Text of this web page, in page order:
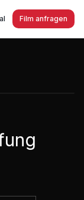
Film anfragen